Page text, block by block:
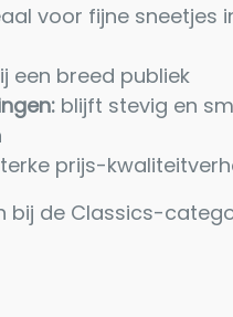
voor fijne sneetjes
een breed publiek
blijft stevig en
prijs-
bij de Classics-